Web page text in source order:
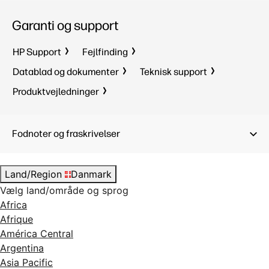
Garanti og support
HP Support
Fejlfinding
Datablad og dokumenter
Teknisk support
Produktvejledninger
Fodnoter og fraskrivelser
Land/Region
Danmark
Vælg land/område og sprog
Africa
Afrique
América Central
Argentina
Asia Pacific